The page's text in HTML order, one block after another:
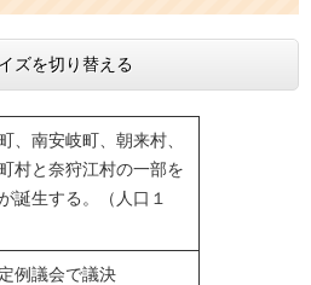
ズを切り替える
、南安岐町、朝来村、
村と奈狩江村の一部を
誕生する。（人口１
例議会で議決